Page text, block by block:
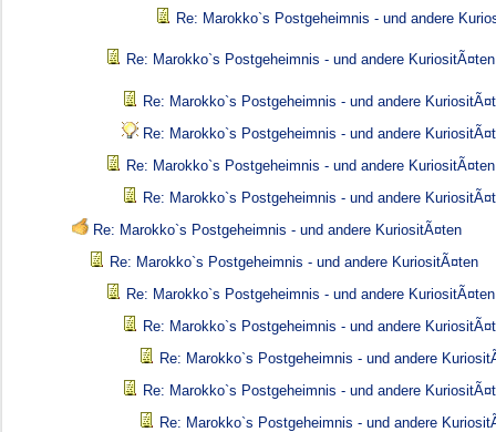
Re: Marokko`s Postgeheimnis - und andere
Re: Marokko`s Postgeheimnis - und andere KuriositÃ¤ten
Re: Marokko`s Postgeheimnis - und andere
Re: Marokko`s Postgeheimnis - und andere
Re: Marokko`s Postgeheimnis - und andere KuriositÃ¤ten
Re: Marokko`s Postgeheimnis - und andere
Re: Marokko`s Postgeheimnis - und andere KuriositÃ¤ten
Re: Marokko`s Postgeheimnis - und andere KuriositÃ¤ten
Re: Marokko`s Postgeheimnis - und andere KuriositÃ¤ten
Re: Marokko`s Postgeheimnis - und andere
Re: Marokko`s Postgeheimnis - und andere
Re: Marokko`s Postgeheimnis - und andere
Re: Marokko`s Postgeheimnis - und andere